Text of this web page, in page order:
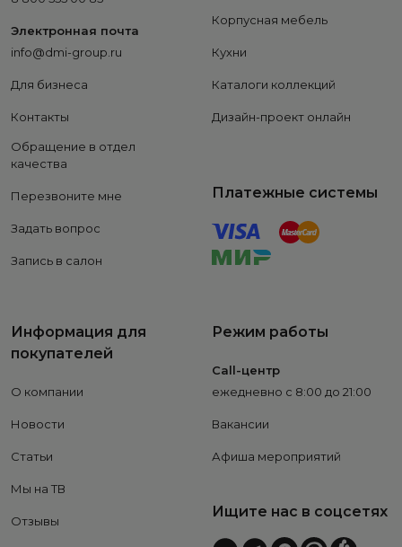
Электронная почта
info@dmi-group.ru
Для бизнеса
Контакты
Обращение в отдел
качества
Перезвоните мне
Задать вопрос
Запись в салон
Корпусная мебель
Кухни
Каталоги коллекций
Дизайн-проект онлайн
Платежные системы
Информация для
покупателей
О компании
Новости
Статьи
Мы на ТВ
Отзывы
Режим работы
Call-центр
ежедневно с 8:00 до 21:00
Вакансии
Афиша мероприятий
Ищите нас в соцсетях